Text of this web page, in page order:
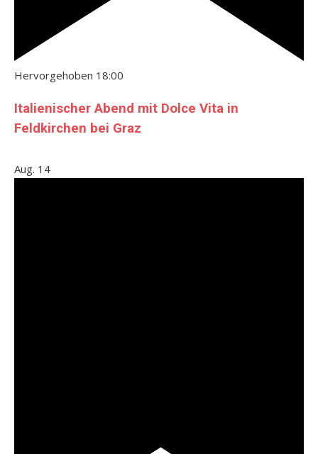
Hervorgehoben 18:00
Italienischer Abend mit Dolce Vita in
Feldkirchen bei Graz
Aug. 14